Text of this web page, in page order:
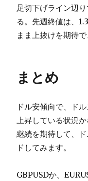
足切下げライン辺
る。先週終値は、
まま上抜けを期待
まとめ
ドル安傾向で、ド
上昇している状況
継続を期待して、
ドしてみます。
GBPUSDか、